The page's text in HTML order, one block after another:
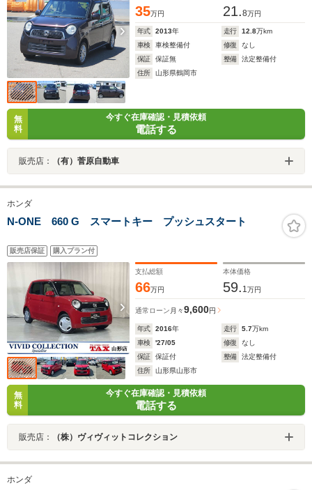
35万円 21.8万円
年式 2013年 走行 12.8万km
車検
車検整備付 修復
なし
保証
保証無 整備
法定整備付
住所
山形県鶴岡市
無
料
今すぐ在庫確認・見積依頼
電話する
販売店： （有）菅原自動車
ホンダ
N-ONE 660 G スマートキー プッシュスタート
販売店保証 購入プラン付
支払総額
66万円
本体価格
59. 1 万円
通常ローン 月々9,600円
年式 2016年 走行 5.7万km
車検
'27/05 修復
なし
保証
保証付 整備
法定整備付
住所
山形県山形市
無
料
今すぐ在庫確認・見積依頼
電話する
販売店： （株）ヴィヴィットコレクション
ホンダ